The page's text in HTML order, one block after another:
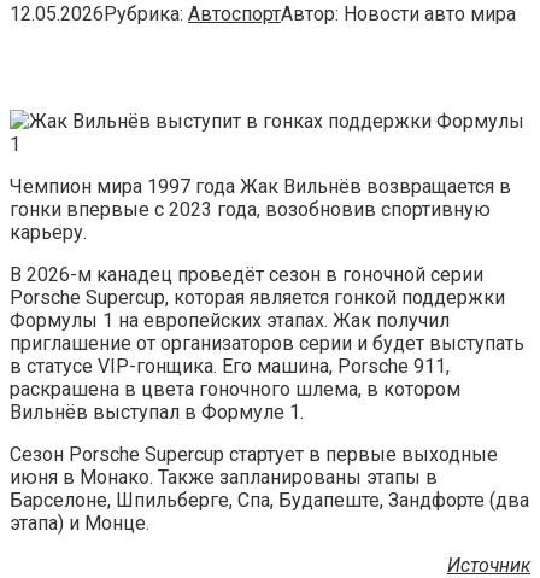
12.05.2026Рубрика: АвтоспортАвтор: Новости авто мира
Чемпион мира 1997 года Жак Вильнёв возвращается в
гонки впервые с 2023 года, возобновив спортивную
карьеру.
В 2026-м канадец проведёт сезон в гоночной серии
Porsche Supercup, которая является гонкой поддержки
Формулы 1 на европейских этапах. Жак получил
приглашение от организаторов серии и будет выступать
в статусе VIP-гонщика. Его машина, Porsche 911,
раскрашена в цвета гоночного шлема, в котором
Вильнёв выступал в Формуле 1.
Сезон Porsche Supercup стартует в первые выходные
июня в Монако. Также запланированы этапы в
Барселоне, Шпильберге, Спа, Будапеште, Зандфорте (два
этапа) и Монце.
Источник